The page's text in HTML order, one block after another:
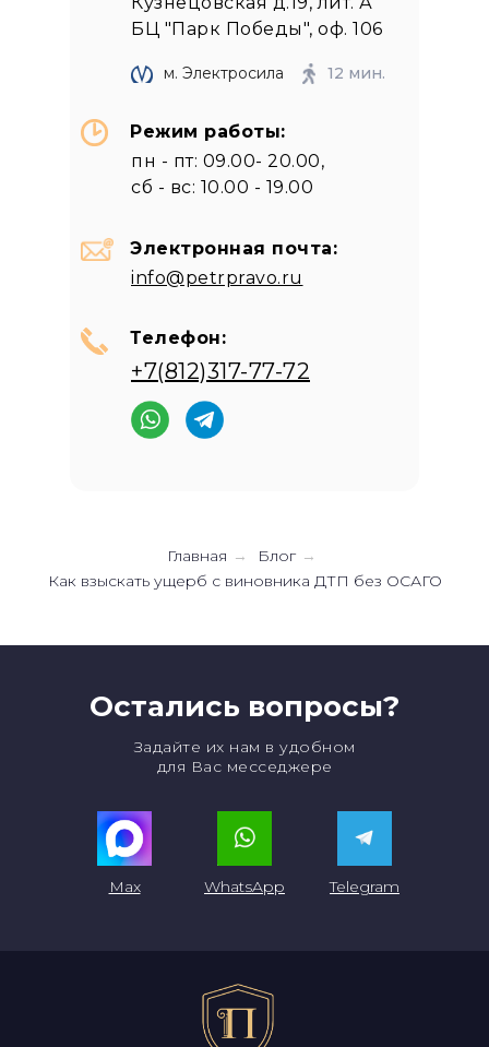
БЦ "Парк Победы", оф. 106
пн - пт: 09.00- 20.00,
сб - вс: 10.00 - 19.00
Режим работы:
+7(812)317-77-72
Телефон:
info@petrpravo.ru
Электронная почта:
12 мин.
м. Электросила
Главная → Блог →
Как взыскать ущерб с виновника ДТП без ОСАГО
Остались вопросы?
Задайте их нам в удобном
для Вас месседжере
WhatsApp
Max Telegram